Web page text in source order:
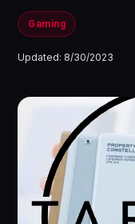
Gaming
Updated: 8/30/2023